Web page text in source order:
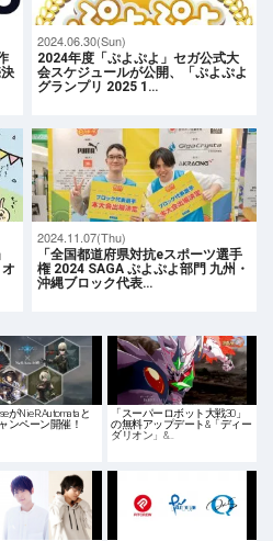
2024.06.30(Sun)
2024年度「ぷよぷよ」セガ公式大
会スケジュールが公開、「ぷよぷよ
グランプリ 2025 1…
2024.11.07(Thu)
「全国都道府県対抗eスポーツ選手
権 2024 SAGA ぷよぷよ部門 九州・
沖縄ブロック代表…
がNieR:Automataと
ンペーン開催！
「スーパーロボット大戦30」
の無料アップデート&「ディー
ダリオン」&…